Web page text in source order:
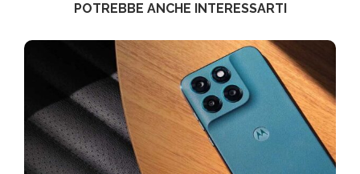
POTREBBE ANCHE INTERESSARTI